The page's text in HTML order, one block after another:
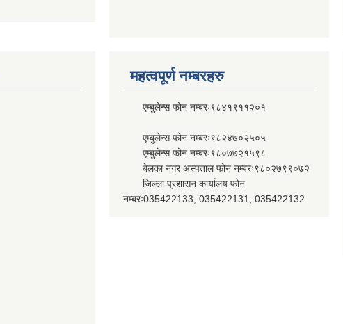
महत्वपूर्ण नम्बरहरु
एम्बुलेन्स फोन नम्बरः९८४१९११२०१
एम्बुलेन्स फोन नम्बरः९८२४७०२५०५
एम्बुलेन्स फोन नम्बरः९८०७७२१५९८
बेलका नगर अस्पताल फोन नम्बरः९८०२७९९०७२
जिल्ला प्रशासन कार्यालय फोन
नम्बरः035422133, 035422131, 035422132